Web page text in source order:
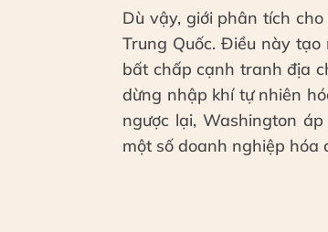
Dù vậy, giới phân tích
Trung Quốc. Điều này
bất chấp cạnh tranh địa
dừng nhập khí tự nhiên
ngược lại, Washington
một số doanh nghiệp hóa